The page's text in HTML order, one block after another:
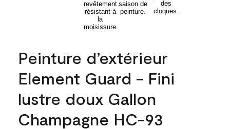
Peinture d’extérieur
Element Guard - Fini
lustre doux Gallon
Champagne HC-93